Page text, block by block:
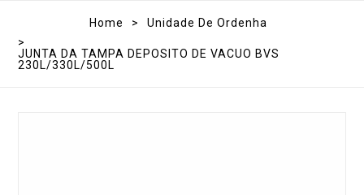
Home >
Unidade De Ordenha
>
JUNTA DA TAMPA DEPOSITO DE VACUO BVS
230L/330L/500L